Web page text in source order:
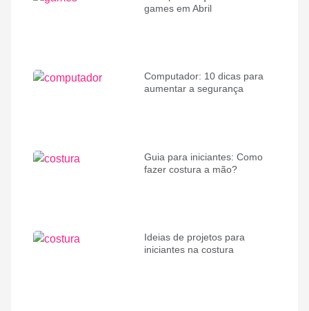
games em Abril
Computador: 10 dicas para
aumentar a segurança
Guia para iniciantes: Como
fazer costura a mão?
Ideias de projetos para
iniciantes na costura